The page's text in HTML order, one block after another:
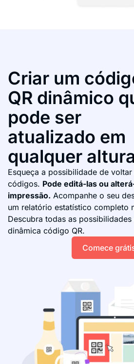
Criar um
QR dinâmico
pode ser
atualizado em
qualquer
Esqueça a possibilidade de
códigos. Pode editá-las ou
impressão. Acompanhe o seu
um relatório estatístico completo
Descubra todas as
dinâmica código QR.
Comece